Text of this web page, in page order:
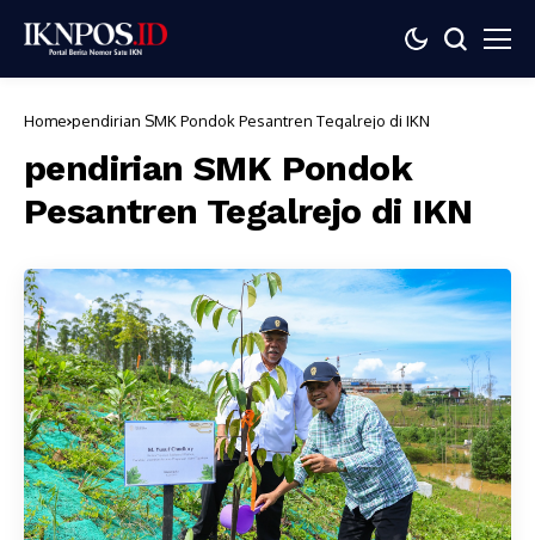
Home pendirian SMK Pondok Pesantren Tegalrejo di IKN
pendirian SMK Pondok
Pesantren Tegalrejo di IKN